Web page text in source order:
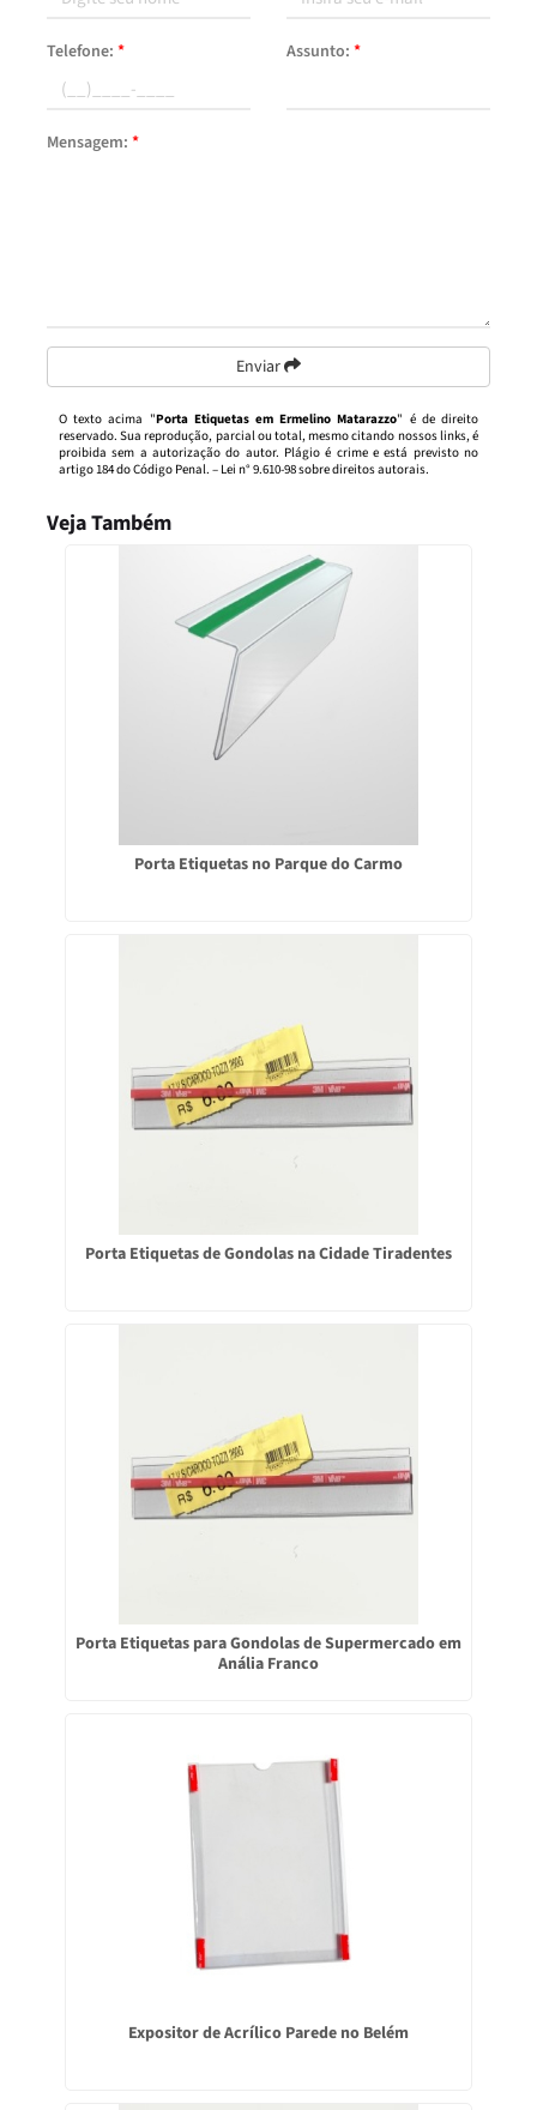
Telefone: * Assunto: *
Mensagem: *
Enviar
O texto acima "Porta Etiquetas em Ermelino Matarazzo" é de direito
reservado. Sua reprodução, parcial ou total, mesmo citando nossos links, é
proibida sem a autorização do autor. Plágio é crime e está previsto no
artigo 184 do Código Penal. – Lei n° 9.610-98 sobre direitos autorais.
Veja Também
Porta Etiquetas no Parque do Carmo
Porta Etiquetas de Gondolas na Cidade Tiradentes
Porta Etiquetas para Gondolas de Supermercado em
Anália Franco
Expositor de Acrílico Parede no Belém